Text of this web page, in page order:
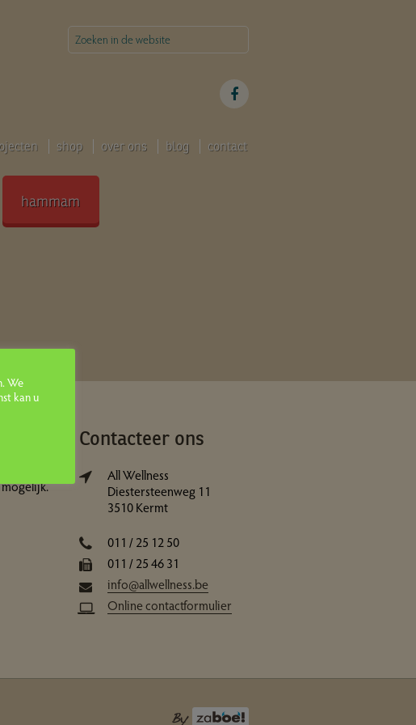
shop over ons blog contact
hammam
Contacteer ons
All Wellness
Diestersteenweg 11
3510 Kermt
011 / 25 12 50
011 / 25 46 31
info@allwellness.be
Online contactformulier
We
kan u